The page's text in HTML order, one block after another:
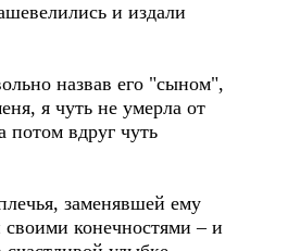
и издали
назвав его "сыном",
я чуть не умерла от
потом вдруг чуть
заменявшей ему
своими конечностями – и